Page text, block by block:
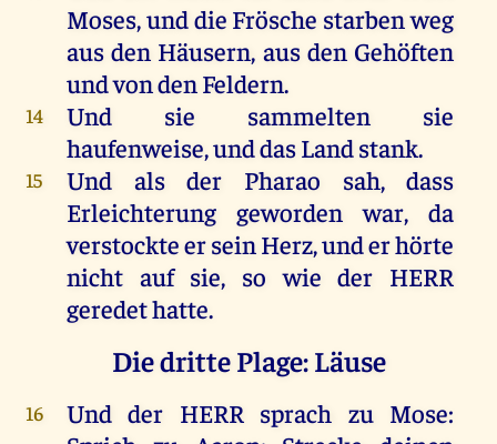
Moses,unddie Frösche starbenweg
aus den Häusern, aus denGehöften
undvondenFeldern.
14 Und sie sammelten
sie
haufenweise,unddasLandstank.
15 Und als der Pharao sah, dass
Erleichterung geworden war,da
verstockteerseinHerz,underhörte
nicht auf sie, so wie der HERR
geredethatte.
Die dritte Plage: Läuse
16 Und der HERR sprach zu Mose: